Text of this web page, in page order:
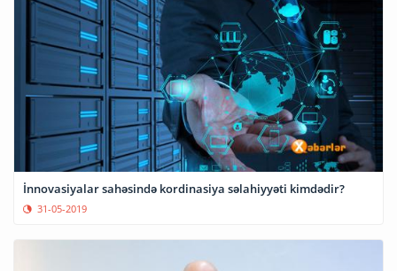
İnnovasiyalar sahəsində kordinasiya səlahiyyəti kimdədir?
31-05-2019